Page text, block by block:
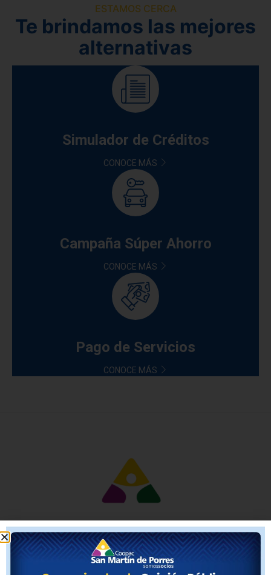
ESTAMOS CERCA
Te brindamos las mejores
alternativas
Simulador de Créditos
CONOCE MÁS
Campaña Súper Ahorro
CONOCE MÁS
Pago de Servicios
CONOCE MÁS
Socio en Línea APP
Todas las operaciones desde tu celular